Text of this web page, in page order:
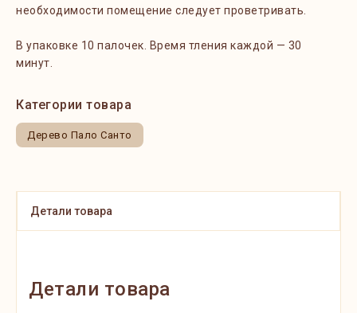
необходимости помещение следует проветривать.
В упаковке 10 палочек. Время тления каждой — 30
минут.
Категории товара
Дерево Пало Санто
Детали товара
Детали товара